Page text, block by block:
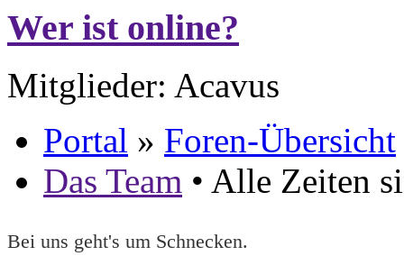
Wer ist online?
Mitglieder: Acavus
Portal » Foren-Übersicht
Das Team • Alle Zeiten
Bei uns geht's um Schnecken.